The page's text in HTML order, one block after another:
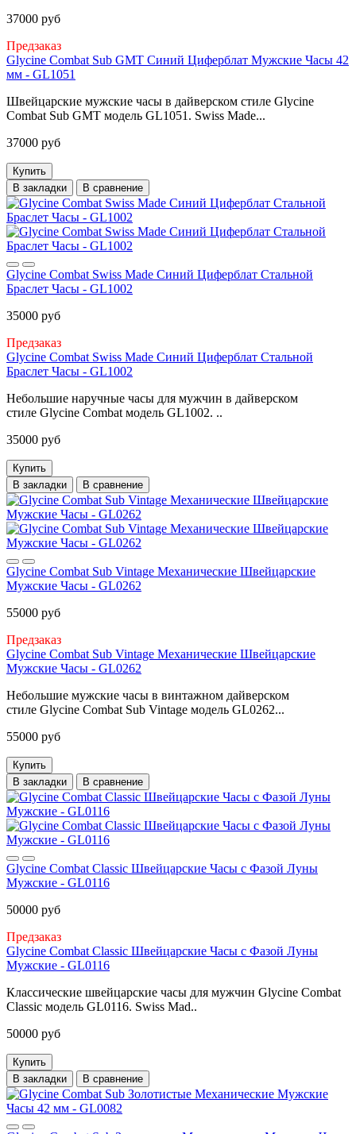
37000 руб
Предзаказ
Glycine Combat Sub GMT Синий Циферблат Мужские Часы 42
мм - GL1051
Швейцарские мужские часы в дайверском стиле Glycine
Combat Sub GMT модель GL1051. Swiss Made...
37000 руб
Купить
В закладки
В сравнение
Glycine Combat Swiss Made Синий Циферблат Стальной
Браслет Часы - GL1002
35000 руб
Предзаказ
Glycine Combat Swiss Made Синий Циферблат Стальной
Браслет Часы - GL1002
Небольшие наручные часы для мужчин в дайверском
стиле Glycine Combat модель GL1002. ..
35000 руб
Купить
В закладки
В сравнение
Glycine Combat Sub Vintage Механические Швейцарские
Мужские Часы - GL0262
55000 руб
Предзаказ
Glycine Combat Sub Vintage Механические Швейцарские
Мужские Часы - GL0262
Небольшие мужские часы в винтажном дайверском
стиле Glycine Combat Sub Vintage модель GL0262...
55000 руб
Купить
В закладки
В сравнение
Glycine Combat Classic Швейцарские Часы с Фазой Луны
Мужские - GL0116
50000 руб
Предзаказ
Glycine Combat Classic Швейцарские Часы с Фазой Луны
Мужские - GL0116
Классические швейцарские часы для мужчин Glycine Combat
Classic модель GL0116. Swiss Mad..
50000 руб
Купить
В закладки
В сравнение